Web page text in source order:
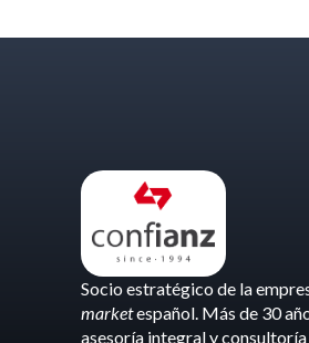
Socio estratégico de la
marketespañol. Más de 30
asesoría integral y